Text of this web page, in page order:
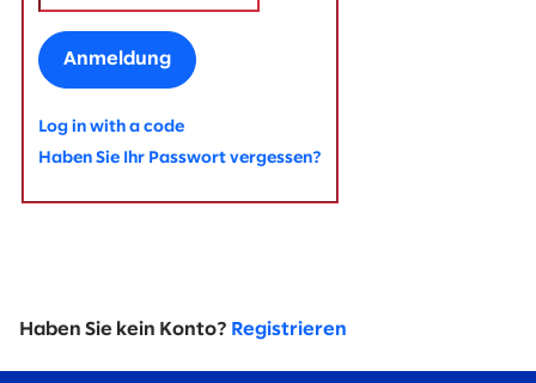
Anmeldung
Log in with a code
Haben Sie Ihr Passwort vergessen?
Haben Sie kein Konto? Registrieren